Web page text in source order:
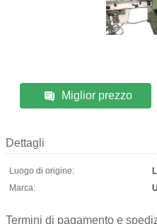
Miglior prezzo
Dettagli
Luogo di origine:
Marca:
Termini di pagamento e